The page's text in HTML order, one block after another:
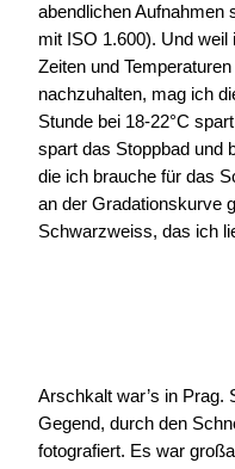
abendlichen Aufnahmen
mit ISO 1.600). Und weil
Zeiten und
nachzuhalten, mag ich
Stunde bei 18-22°C
spart das Stoppbad und
die ich brauche für das
an der Gradationskurve
Schwarzweiss, das ich
Arschkalt war’s in Prag.
Gegend, durch den
fotografiert. Es war